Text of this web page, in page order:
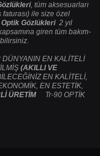
, tüm aksesuarları
ile size özel
Optik Gözlükleri 2 yıl
giren tüm bakım-
DÜNYANIN EN KALİTELİ
(AKILLI VE
EN KALİTELİ,
EN ESTETİK,
ÜRETİM Tr-90 OPTİK